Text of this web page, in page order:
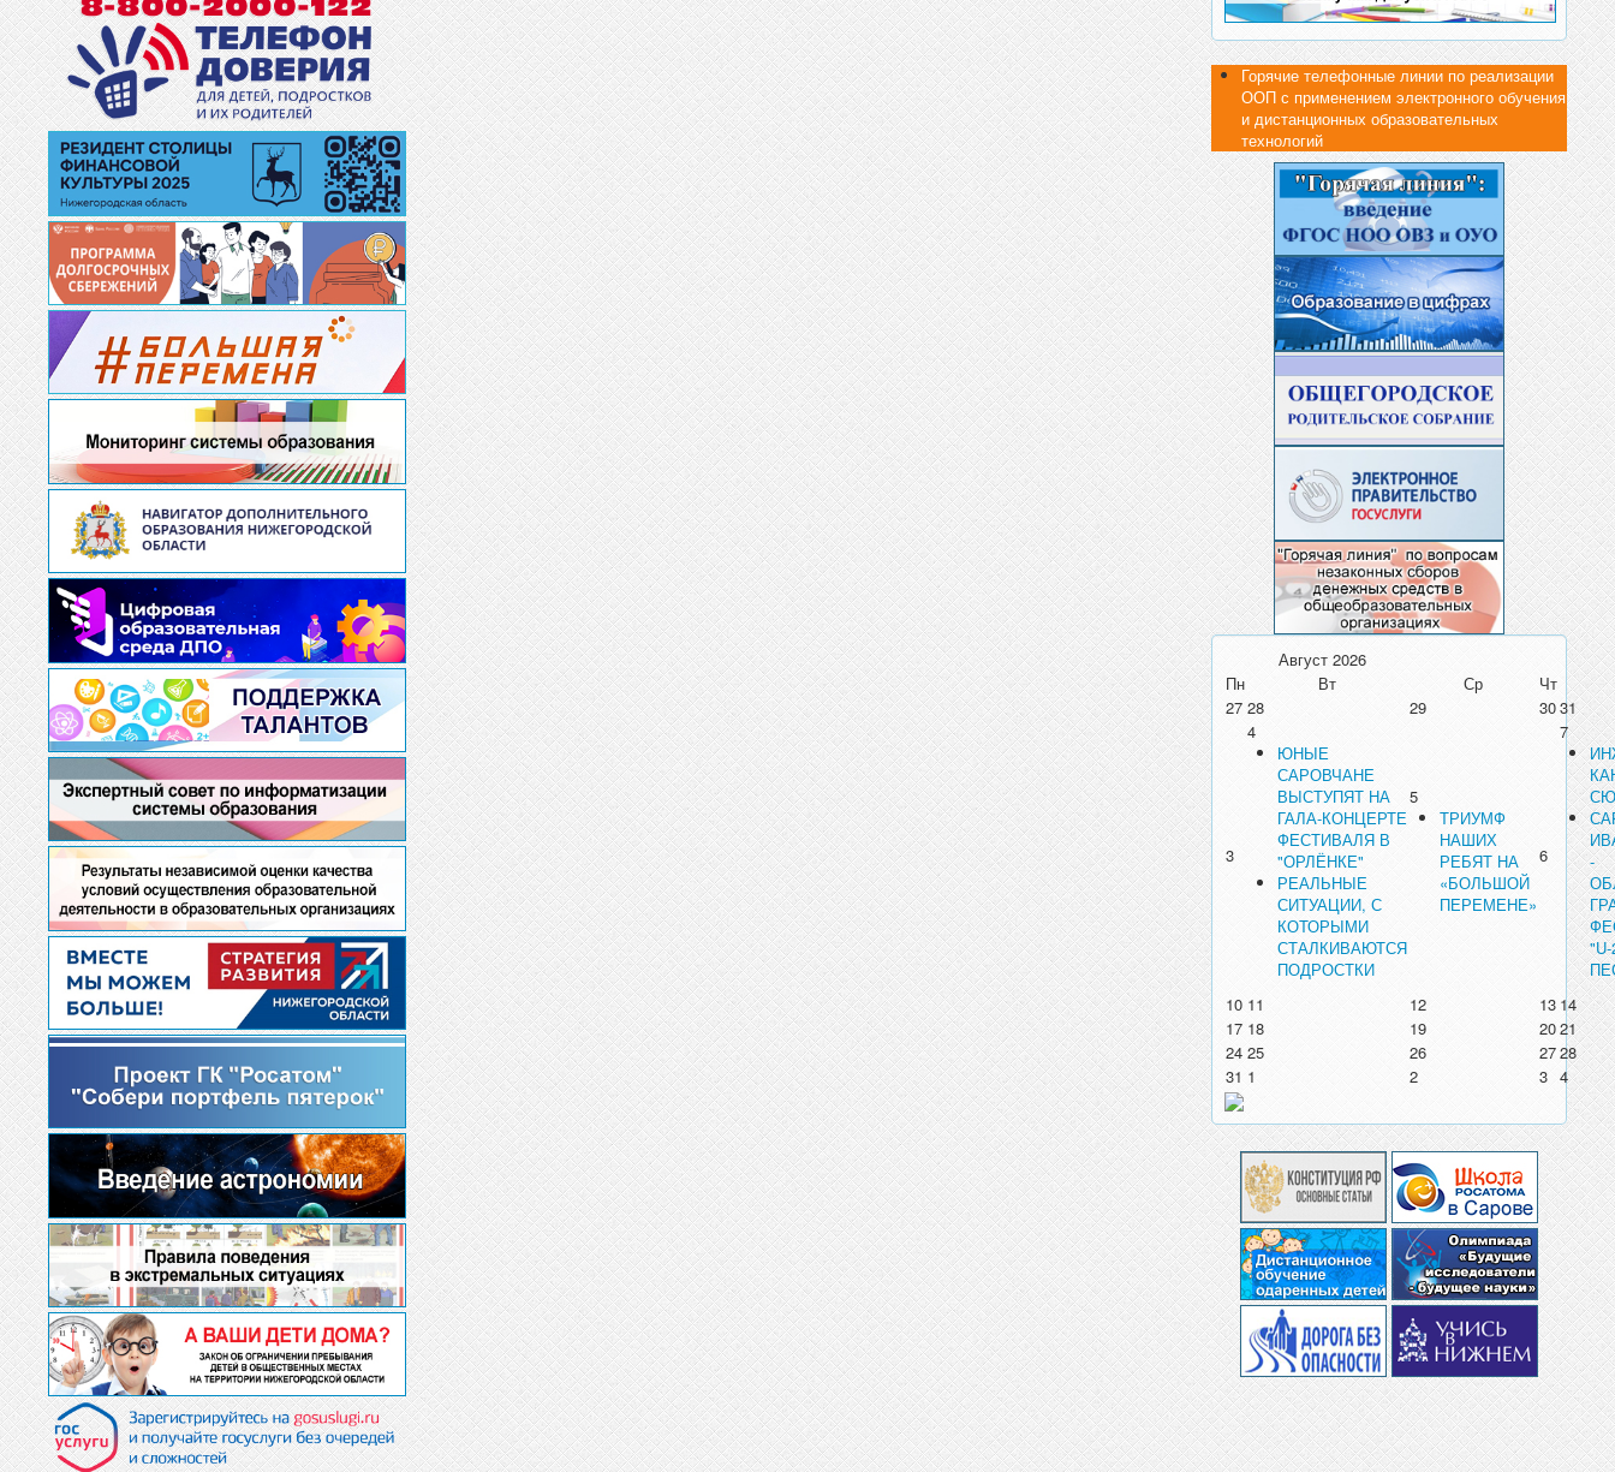
Горячие телефонные линии по реализации
ООП с применением электронного обучения
и дистанционных образовательных
технологий
Август 2026
Пн
Вт Ср
Чт
27 28 29 3031
3
4
ЮНЫЕ
САРОВЧАНЕ
ВЫСТУПЯТ НА
ГАЛА-КОНЦЕРТЕ
ФЕСТИВАЛЯ В
"ОРЛЁНКЕ"
РЕАЛЬНЫЕ
СИТУАЦИИ, С
КОТОРЫМИ
СТАЛКИВАЮТСЯ
ПОДРОСТКИ
5
ТРИУМФ
НАШИХ
РЕБЯТ НА
«БОЛЬШОЙ
ПЕРЕМЕНЕ»
6
7
-
10 11 12 13 14
17 18 19 2021
24 25 26 2728
31 1 2 3 4